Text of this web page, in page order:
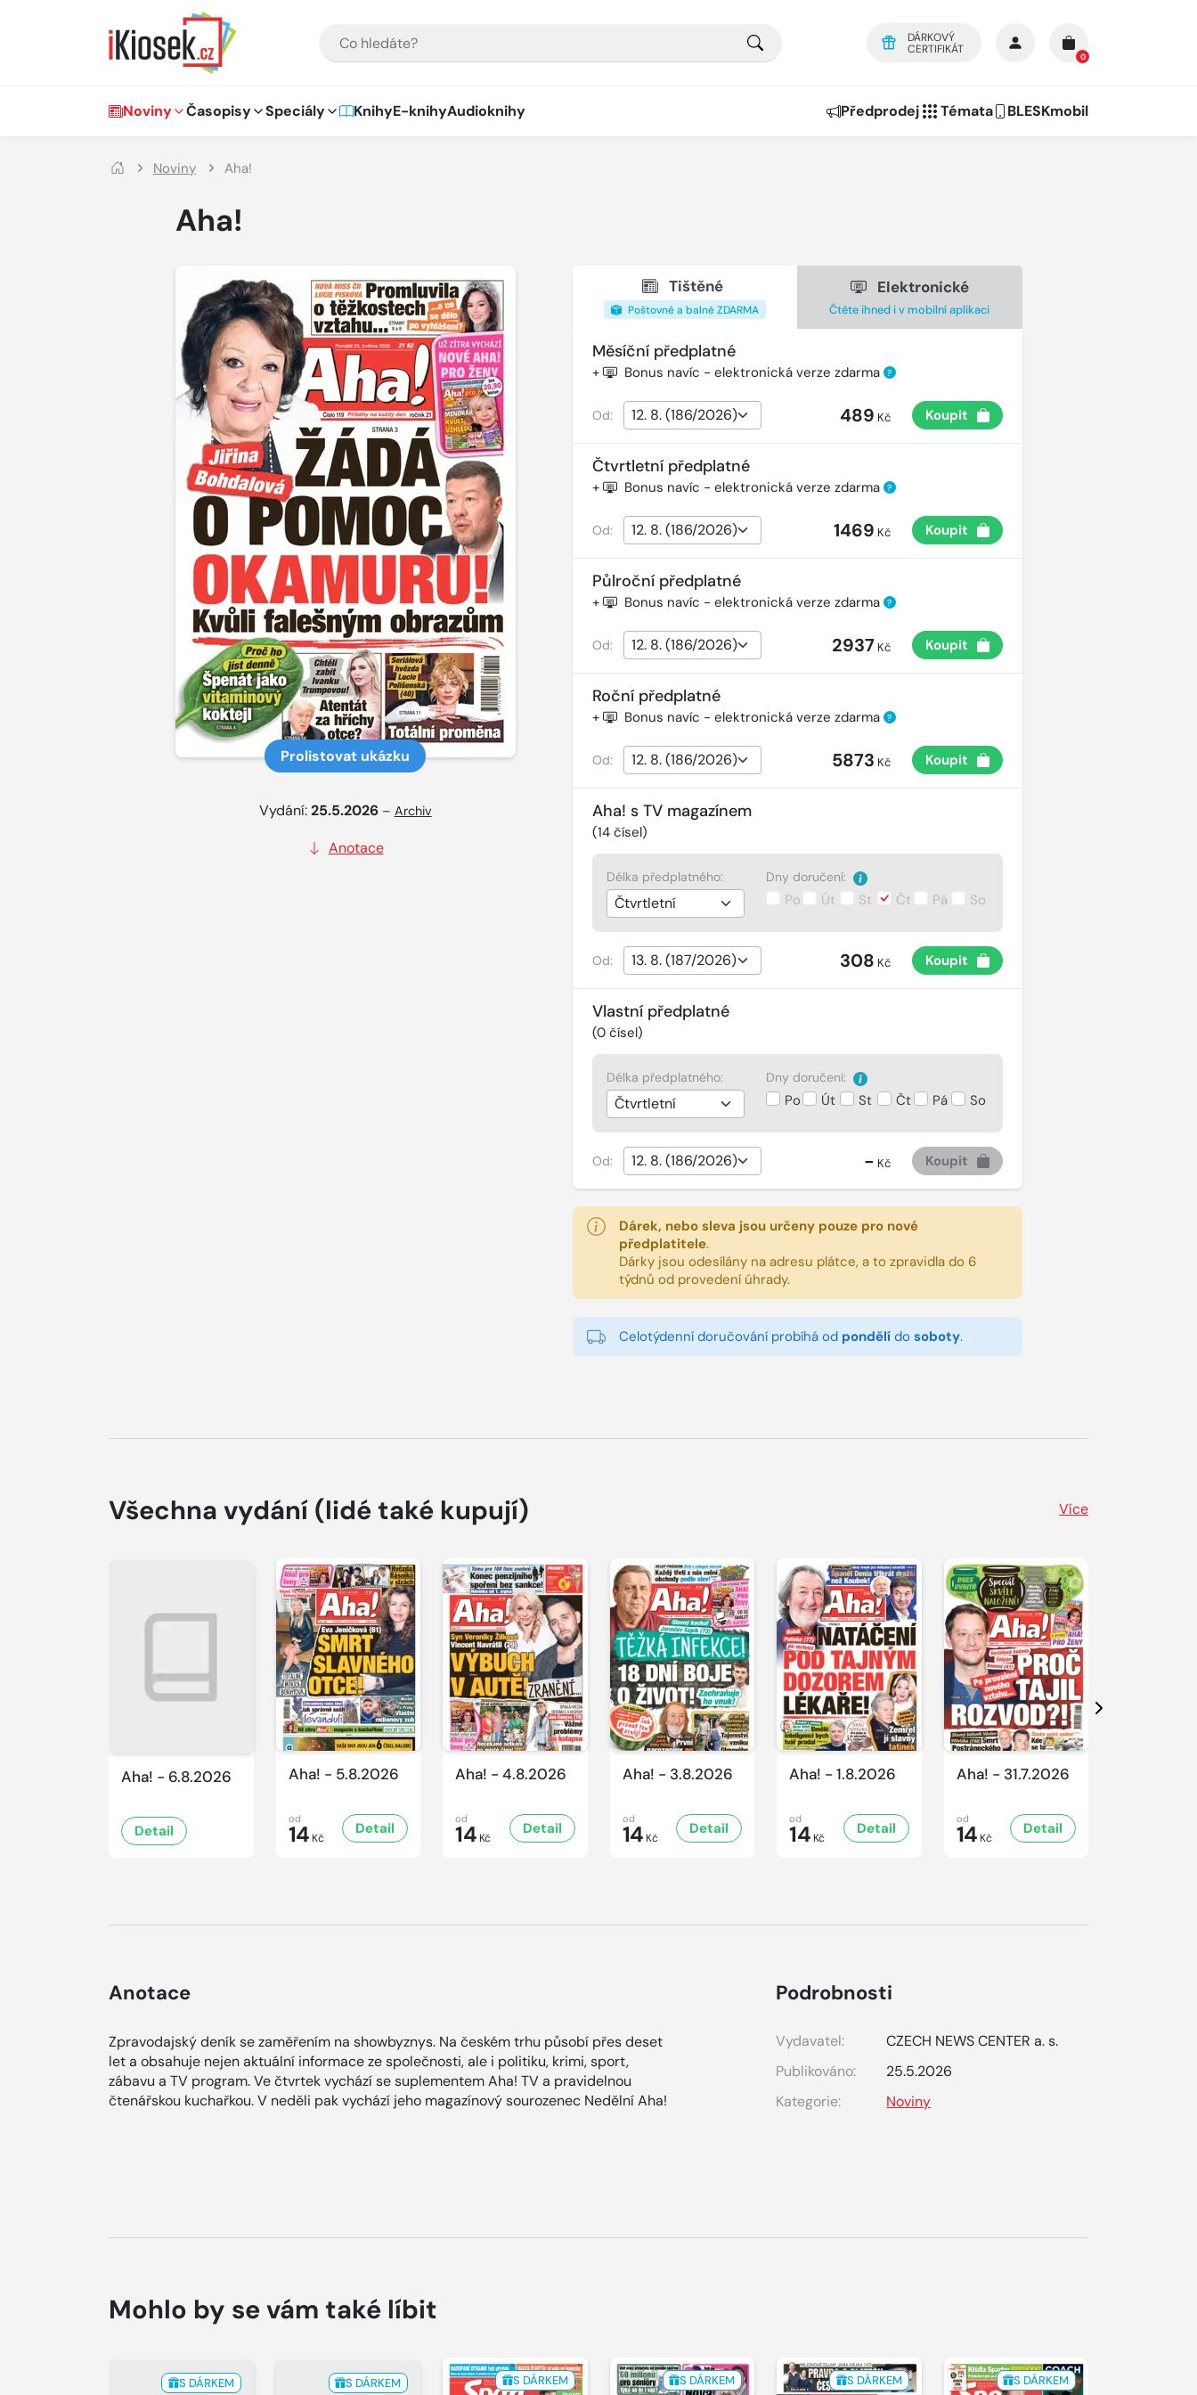
DÁRKOVÝ
CERTIFIKÁT
0
Hlavní navigace
Noviny Časopisy Speciály KnihyE-knihyAudioknihy Předprodej Témata BLESKmobil
Noviny Aha!
Aha!
Prolistovat ukázku
Vydání:25.5.2026 – Archiv
Anotace
Tištěné
Poštovné a balné ZDARMA
Elektronické
Čtěte ihned i v mobilní aplikaci
Měsíční předplatné
+ Bonus navíc - elektronická verze zdarma ?
Od: 489 Kč Koupit
Čtvrtletní předplatné
+ Bonus navíc - elektronická verze zdarma ?
Od: 1469 Kč Koupit
Půlroční předplatné
+ Bonus navíc - elektronická verze zdarma ?
Od: 2937 Kč Koupit
Roční předplatné
+ Bonus navíc - elektronická verze zdarma ?
Od: 5873 Kč Koupit
Aha! s TV magazínem
(14čísel)
Délka předplatného: Dny doručení:
Po Út St Čt Pá So
Od: 308 Kč Koupit
Vlastní předplatné
(0čísel)
Délka předplatného: Dny doručení:
Po Út St Čt Pá So
Od: - Kč Koupit
Dárek, nebo sleva jsou určeny pouze pro nové
předplatitele.
Dárky jsou odesílány na adresu plátce, a to zpravidla do 6
týdnů od provedení úhrady.
Celotýdenní doručování probíhá od pondělído soboty.
Všechna vydání (lidé také kupují) Více
Aha! - 6.8.2026
Detail
Aha! - 5.8.2026
od
14 Kč
Detail
Aha! - 4.8.2026
od
14 Kč
Detail
Aha! - 3.8.2026
od
14 Kč
Detail
Aha! - 1.8.2026
od
14 Kč
Detail
Aha! - 31.7.2026
od
14 Kč
Detail
Další
Anotace
Zpravodajský deník se zaměřením na showbyznys. Na českém trhu působí přes deset
let a obsahuje nejen aktuální informace ze společnosti, ale i politiku, krimi, sport,
zábavu a TV program. Ve čtvrtek vychází se suplementem Aha! TV a pravidelnou
čtenářskou kuchařkou. V neděli pak vychází jeho magazínový sourozenec Nedělní Aha!
Podrobnosti
Vydavatel:
CZECH NEWS CENTER a. s.
Publikováno:
25.5.2026
Kategorie:
Noviny
Mohlo by se vám také líbit
S DÁRKEM S DÁRKEM S DÁRKEM S DÁRKEM S DÁRKEM S DÁRKEM